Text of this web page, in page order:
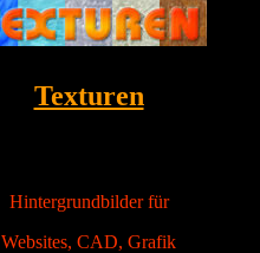
Texturen
Hintergrundbilder für
Websites, CAD, Grafik